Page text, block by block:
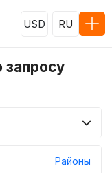
USD RU
запросу
Районы